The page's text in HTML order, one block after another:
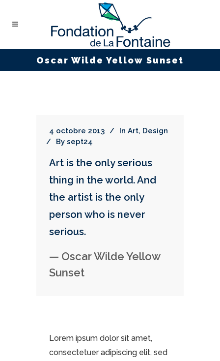
Oscar Wilde Yellow Sunset
4 octobre 2013 In Art, Design
By sept24
Art is the only serious
thing in the world. And
the artist is the only
person who is never
serious.
— Oscar Wilde Yellow
Sunset
Lorem ipsum dolor sit amet,
consectetuer adipiscing elit, sed